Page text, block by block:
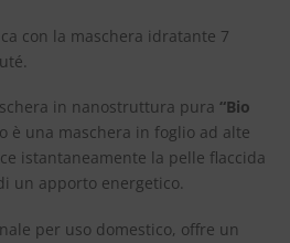
con la maschera idratante 7
in nanostruttura pura “Bio
è una maschera in foglio ad alte
istantaneamente la pelle flaccida
un apporto energetico.
per uso domestico, offre un